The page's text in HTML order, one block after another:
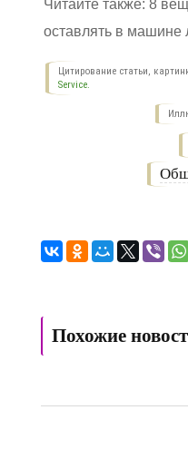
Читайте также: 8
оставлять в машине
Цитирование статьи,
Service.
Похожие